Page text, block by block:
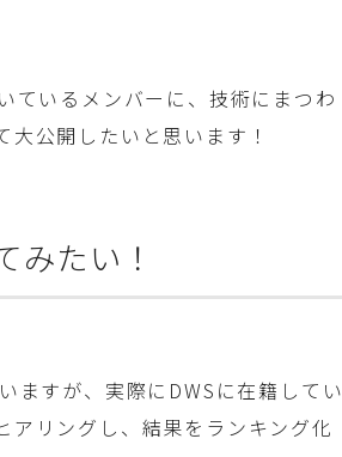
ているメンバーに、技術にまつわ
公開したいと思います！
みたい！
ますが、実際にDWSに在籍してい
アリングし、結果をランキング化